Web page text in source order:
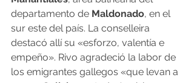
departamento de Maldonado, en el
sur este del país. La conselleira
destacó allí su «esforzo, valentía e
empeño». Rivo agradeció la labor de
los emigrantes gallegos «que levan a